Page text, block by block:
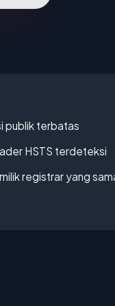
publik terbatas
HSTS terdeteksi
registrar yang